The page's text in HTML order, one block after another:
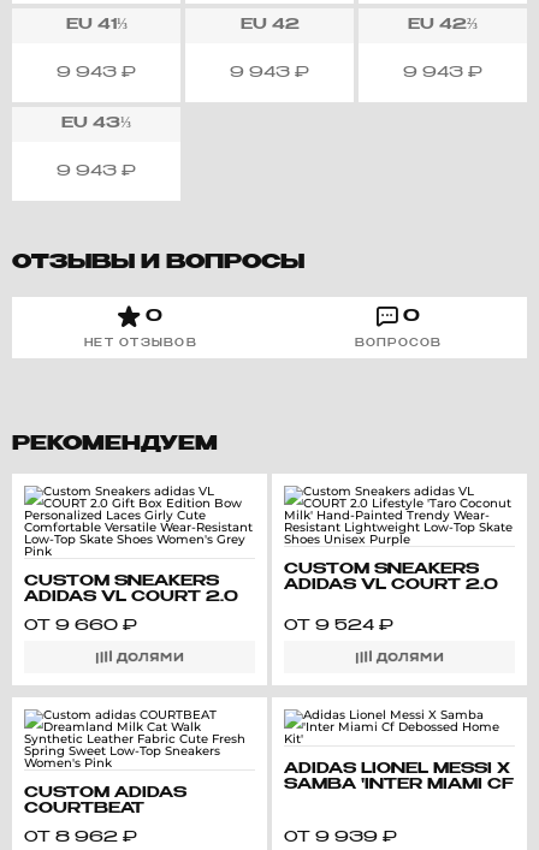
EU41⅓
9 943 ₽
EU42
9 943 ₽
EU 42⅔
9 943 ₽
EU 43⅓
9 943 ₽
ОТЗЫВЫ И ВОПРОСЫ
0
НЕТ ОТЗЫВОВ
0
ВОПРОСОВ
РЕКОМЕНДУЕМ
CUSTOM SNEAKERS
ADIDAS VL COURT 2.0
PERSONALIZED LACES
COMFORTABLE
SKATE SHOES WOMEN'S
GREY PINK
ОТ 9 660 ₽
CUSTOM SNEAKERS
ADIDAS VL COURT 2.0
COCONUT MILK' HAND-
PAINTED TRENDY
WEAR-RESISTANT
LIGHTWEIGHT LOW-TOP
PURPLE
ОТ 9 524 ₽
CUSTOM ADIDAS
COURTBEAT
WALK SYNTHETIC
ОТ 8 962 ₽
ADIDAS LIONEL MESSI X
SAMBA 'INTER MIAMI CF
ОТ 9 939 ₽